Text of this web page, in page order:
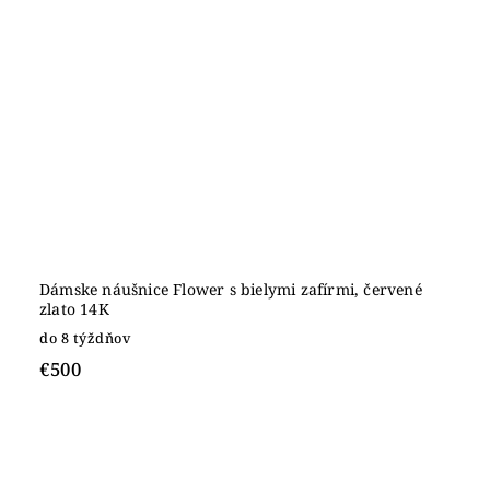
Dámske náušnice Flower s bielymi zafírmi, červené
zlato 14K
do 8 týždňov
€500